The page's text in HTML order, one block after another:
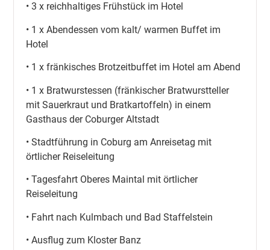
• 3 x reichhaltiges Frühstück im Hotel
• 1 x Abendessen vom kalt/ warmen Buffet im
Hotel
• 1 x fränkisches Brotzeitbuffet im Hotel am Abend
• 1 x Bratwurstessen (fränkischer Bratwurstteller
mit Sauerkraut und Bratkartoffeln) in einem
Gasthaus der Coburger Altstadt
• Stadtführung in Coburg am Anreisetag mit
örtlicher Reiseleitung
• Tagesfahrt Oberes Maintal mit örtlicher
Reiseleitung
• Fahrt nach Kulmbach und Bad Staffelstein
• Ausflug zum Kloster Banz